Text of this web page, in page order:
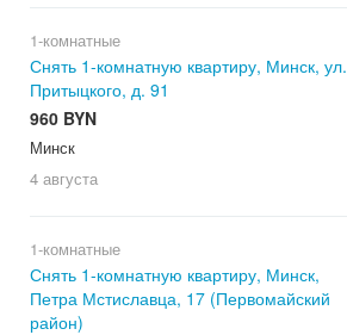
1-комнатные
Снять 1-комнатную квартиру, Минск, ул.
Притыцкого, д. 91
960 BYN
Минск
4 августа
1-комнатные
Снять 1-комнатную квартиру, Минск,
Петра Мстиславца, 17 (Первомайский
район)